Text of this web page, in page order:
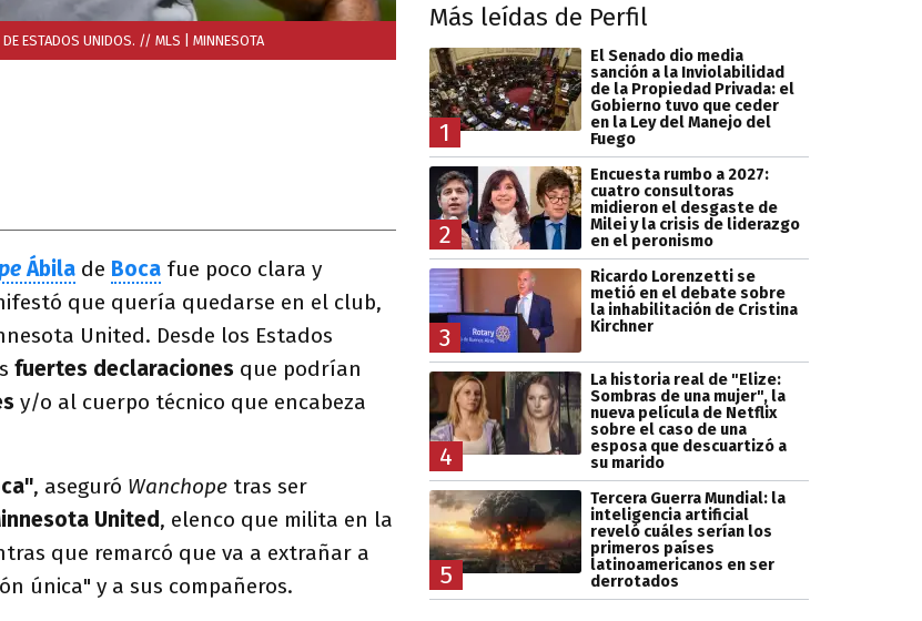
DE ESTADOS UNIDOS. // MLS | MINNESOTA
Ábila de Boca fue poco clara y
que quería quedarse en el club,
United. Desde los Estados
fuertes declaraciones que podrían
y/o al cuerpo técnico que encabeza
, aseguró Wanchope tras ser
United, elenco que milita en la
que remarcó que va a extrañar a
única" y a sus compañeros.
Más leídas de Perfil
1
El Senado dio media
sanción a la Inviolabilidad
de la Propiedad Privada: el
Gobierno tuvo que ceder
en la Ley del Manejo del
Fuego
2
Encuesta rumbo a 2027:
cuatro consultoras
midieron el desgaste de
Milei y la crisis de liderazgo
en el peronismo
3
Ricardo Lorenzetti se
metió en el debate sobre
la inhabilitación de Cristina
Kirchner
4
La historia real de "Elize:
Sombras de una mujer", la
nueva película de Netflix
sobre el caso de una
esposa que descuartizó a
su marido
5
Tercera Guerra Mundial: la
inteligencia artificial
reveló cuáles serían los
primeros países
latinoamericanos en ser
derrotados